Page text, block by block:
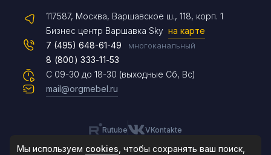
117587, Москва, Варшавское ш., 118, корп. 1
Бизнес центр Варшавка Sky на карте
С 09-30 до 18-30 (выходные Сб, Вс)
7 (495) 648-61-49 многоканальный
8 (800) 333-11-53
mail@orgmebel.ru
Rutube VKontakte
Max
Чат на сайте
8 (495) 183-47-87
По будням с 09:30 до 18:30
Мы используем cookies , чтобы сохранять ваш поиск,